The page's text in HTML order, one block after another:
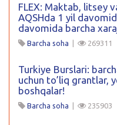
FLEX: Maktab, litsey
AQSHda 1 yil
davomida barcha
Barcha soha | 269311
Turkiye Burslari:
uchun to’liq grantlar,
boshqalar!
Barcha soha | 235903